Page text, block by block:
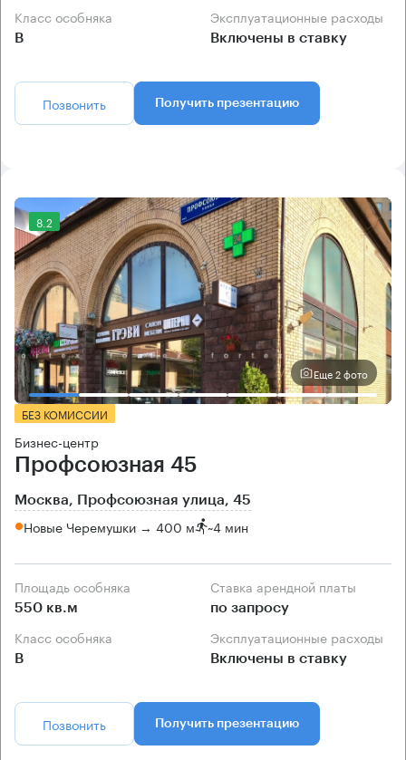
Класс особняка
B
Эксплуатационные расходы
Включены в ставку
Позвонить Получить презентацию
8.2
Еще 2 фото
БЕЗ КОМИССИИ
Бизнес-центр
Профсоюзная 45
Москва, Профсоюзная улица, 45
Новые Черемушки → 400 м ~4 мин
Площадь особняка
550 кв.м
Ставка арендной платы
по запросу
Класс особняка
B
Эксплуатационные расходы
Включены в ставку
Позвонить Получить презентацию